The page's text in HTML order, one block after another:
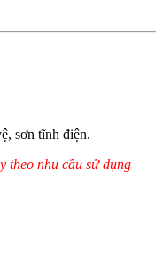
sơn tĩnh điện.
theo nhu cầu sử dụng